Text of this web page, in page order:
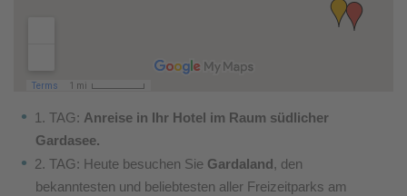
1. TAG: Anreise in Ihr Hotel im Raum südlicher
Gardasee.
2. TAG: Heute besuchen Sie Gardaland, den
bekanntesten und beliebtesten aller Freizeitparks am